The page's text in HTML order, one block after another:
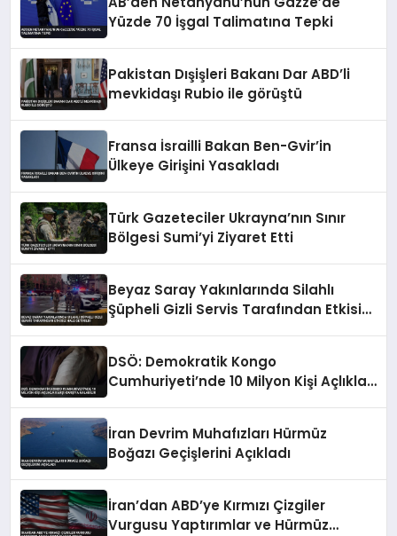
Yüzde 70 İşgal Talimatına Tepki
Pakistan Dışişleri Bakanı Dar ABD’li
mevkidaşı Rubio ile görüştü
Fransa İsrailli Bakan Ben-Gvir’in
Ülkeye Girişini Yasakladı
Türk Gazeteciler Ukrayna’nın Sınır
Bölgesi Sumi’yi Ziyaret Etti
Beyaz Saray Yakınlarında Silahlı
Şüpheli Gizli Servis Tarafından Etkisiz
DSÖ: Demokratik Kongo
Cumhuriyeti’nde 10 Milyon Kişi Açlıkla
İran Devrim Muhafızları Hürmüz
Boğazı Geçişlerini Açıkladı
İran’dan ABD’ye Kırmızı Çizgiler
Vurgusu Yaptırımlar ve Hürmüz